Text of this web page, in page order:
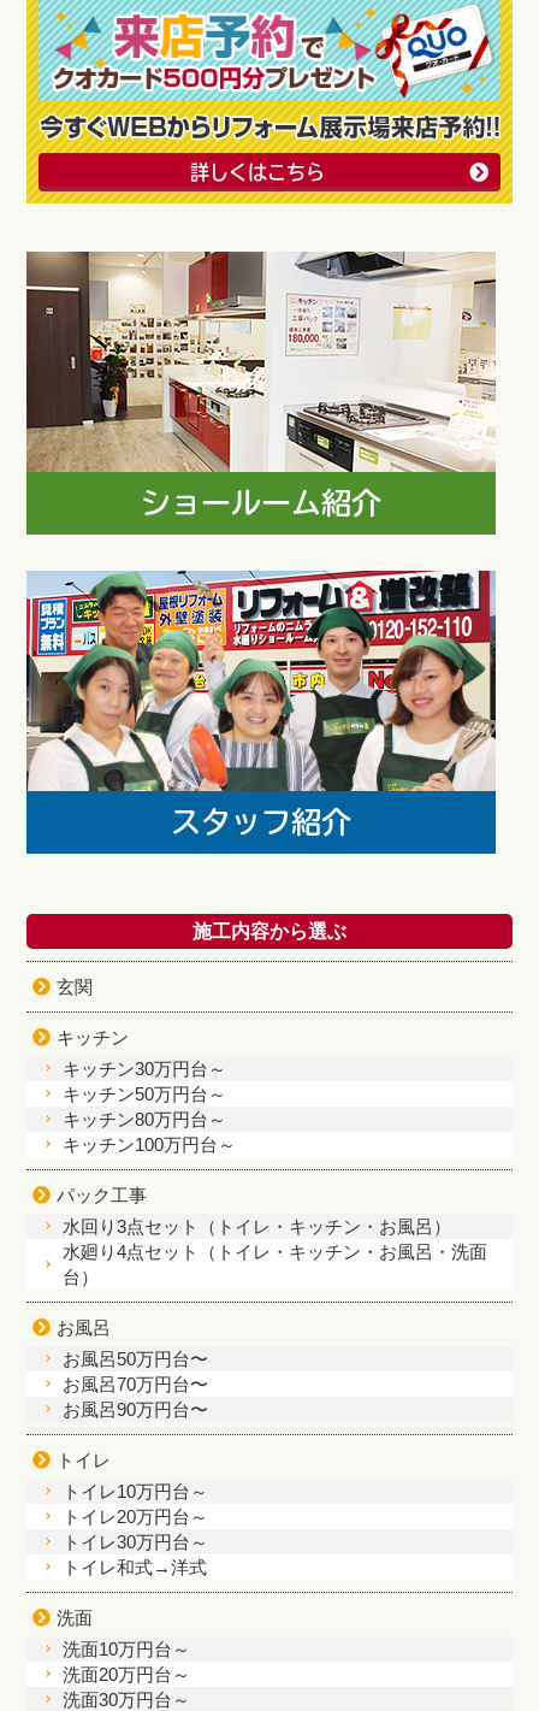
詳しくはこちら
施工内容から選ぶ
玄関
キッチン
キッチン30万円台～
キッチン50万円台～
キッチン80万円台～
キッチン100万円台～
パック工事
水回り3点セット（トイレ・キッチン・お風呂）
水廻り4点セット（トイレ・キッチン・お風呂・洗面
台）
お風呂
お風呂50万円台〜
お風呂70万円台〜
お風呂90万円台〜
トイレ
トイレ10万円台～
トイレ20万円台～
トイレ30万円台～
トイレ和式→洋式
洗面
洗面10万円台～
洗面20万円台～
洗面30万円台～